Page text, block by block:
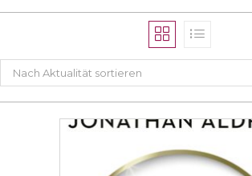
Nach Aktualität sortieren